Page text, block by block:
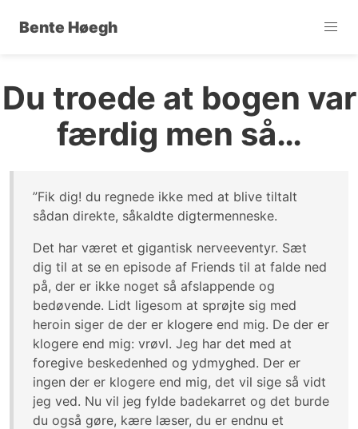
Bente Høegh
Du troede at bogen var
færdig men så…
”Fik dig! du regnede ikke med at blive tiltalt
sådan direkte, såkaldte digtermenneske.
Det har været et gigantisk nerveeventyr. Sæt
dig til at se en episode af Friends til at falde ned
på, der er ikke noget så afslappende og
bedøvende. Lidt ligesom at sprøjte sig med
heroin siger de der er klogere end mig. De der er
klogere end mig: vrøvl. Jeg har det med at
foregive beskedenhed og ydmyghed. Der er
ingen der er klogere end mig, det vil sige så vidt
jeg ved. Nu vil jeg fylde badekarret og det burde
du også gøre, kære læser, du er endnu et